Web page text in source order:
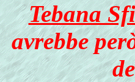
Tebana
avrebbe